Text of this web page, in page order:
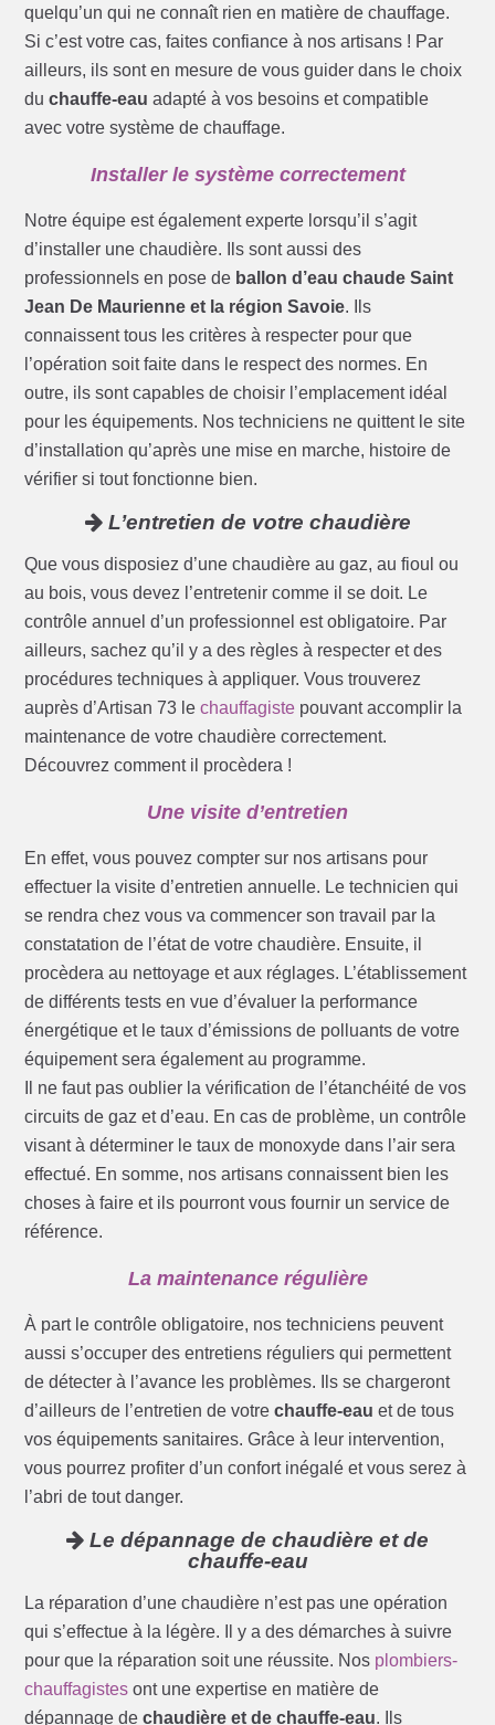
quelqu’un qui ne connaît rien en matière de chauffage.
Si c’est votre cas, faites confiance à nos artisans ! Par
ailleurs, ils sont en mesure de vous guider dans le choix
duchauffe-eau adapté à vos besoins et compatible
avec votre système de chauffage.
Installer le système correctement
Notre équipe est également experte lorsqu’il s’agit
d’installer une chaudière. Ils sont aussi des
professionnels en pose de ballon d’eau chaude Saint
Jean De Maurienne et la région Savoie. Ils
connaissent tous les critères à respecter pour que
l’opération soit faite dans le respect des normes. En
outre, ils sont capables de choisir l’emplacement idéal
pour les équipements. Nos techniciens ne quittent le site
d’installation qu’après une mise en marche, histoire de
vérifier si tout fonctionne bien.
L’entretien de votre chaudière
Que vous disposiez d’une chaudière au gaz, au fioul ou
au bois, vous devez l’entretenir comme il se doit. Le
contrôle annuel d’un professionnel est obligatoire. Par
ailleurs, sachez qu’il y a des règles à respecter et des
procédures techniques à appliquer. Vous trouverez
auprès d’Artisan 73 lechauffagiste pouvant accomplir la
maintenance de votre chaudière correctement.
Découvrez comment il procèdera !
Une visite d’entretien
En effet, vous pouvez compter sur nos artisans pour
effectuer la visite d’entretien annuelle. Le technicien qui
se rendra chez vous va commencer son travail par la
constatation de l’état de votre chaudière. Ensuite, il
procèdera au nettoyage et aux réglages. L’établissement
de différents tests en vue d’évaluer la performance
énergétique et le taux d’émissions de polluants de votre
équipement sera également au programme.
Il ne faut pas oublier la vérification de l’étanchéité de vos
circuits de gaz et d’eau. En cas de problème, un contrôle
visant à déterminer le taux de monoxyde dans l’air sera
effectué. En somme, nos artisans connaissent bien les
choses à faire et ils pourront vous fournir un service de
référence.
La maintenance régulière
À part le contrôle obligatoire, nos techniciens peuvent
aussi s’occuper des entretiens réguliers qui permettent
de détecter à l’avance les problèmes. Ils se chargeront
d’ailleurs de l’entretien de votrechauffe-eau et de tous
vos équipements sanitaires. Grâce à leur intervention,
vous pourrez profiter d’un confort inégalé et vous serez à
l’abri de tout danger.
Le dépannage de chaudière et de
chauffe-eau
La réparation d’une chaudière n’est pas une opération
qui s’effectue à la légère. Il y a des démarches à suivre
pour que la réparation soit une réussite. Nos plombiers-
chauffagistes ont une expertise en matière de
dépannage dechaudière et de chauffe-eau. Ils